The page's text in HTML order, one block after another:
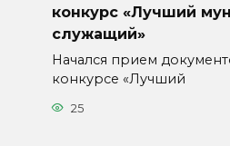
конкурс «Лучший
служащий»
Начался прием
конкурсе «Лучший
25